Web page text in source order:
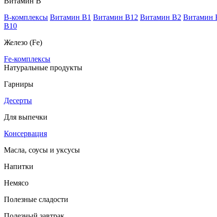
B-комплексы Витамин B1 Витамин B12 Витамин B2 Витамин
В10
Железо (Fe)
Fe-комплексы
Натуральные продукты
Гарниры
Десерты
Для выпечки
Консервация
Масла, соусы и уксусы
Напитки
Немясо
Полезные сладости